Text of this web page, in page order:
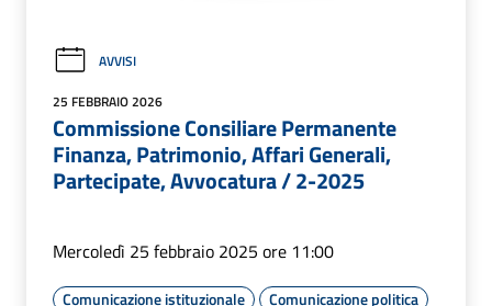
AVVISI
25 FEBBRAIO 2026
Commissione Consiliare Permanente
Finanza, Patrimonio, Affari Generali,
Partecipate, Avvocatura / 2-2025
Mercoledì 25 febbraio 2025 ore 11:00
Comunicazione istituzionale Comunicazione politica